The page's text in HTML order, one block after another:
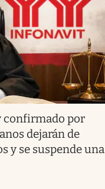
confirmado por
dejarán de
y se suspende una